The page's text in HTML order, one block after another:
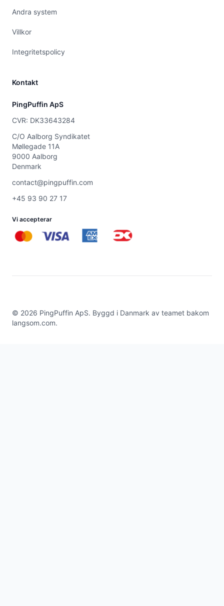
Andra system
Villkor
Integritetspolicy
Kontakt
PingPuffin ApS
CVR: DK33643284
C/O Aalborg Syndikatet
Møllegade 11A
9000 Aalborg
Denmark
contact@pingpuffin.com
+45 93 90 27 17
Vi accepterar
© 2026 PingPuffin ApS. Byggd i Danmark av teamet bakom
langsom.com.